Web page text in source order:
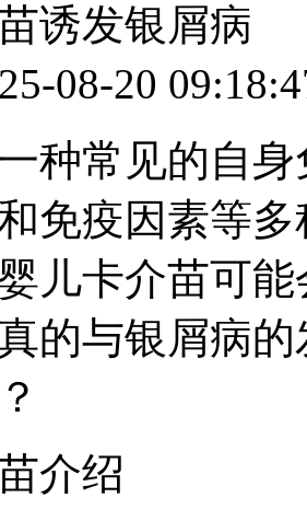
诱发银屑病
08-20
种常见的自
免疫因素等
儿卡介苗可
的与银屑病
介绍